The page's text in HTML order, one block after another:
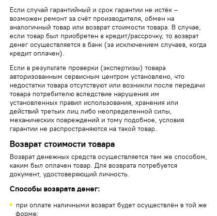
Если случай гарантийный и срок гарантии не истёк –
возможен ремонт за счёт производителя, обмен на
аналогичный товар или возврат стоимости товара. В случае,
если товар был приобретен в кредит/рассрочку, то возврат
денег осуществляется в банк (за исключением случаев, когда
кредит оплачен).
Если в результате проверки (экспертизы) товара
авторизованным сервисным центром установлено, что
недостатки товара отсутствуют или возникли после передачи
товара потребителю вследствие нарушения им
установленных правил использования, хранения или
действий третьих лиц либо неопределенной силы,
механических повреждений и тому подобное, условия
гарантии не распространяются на такой товар.
Возврат стоимости товара
Возврат денежных средств осуществляется тем же способом,
каким был оплачен товар. Для возврата потребуется
документ, удостоверяющий личность.
Способы возврата денег:
при оплате наличными возврат будет осуществлён в той же
форме;